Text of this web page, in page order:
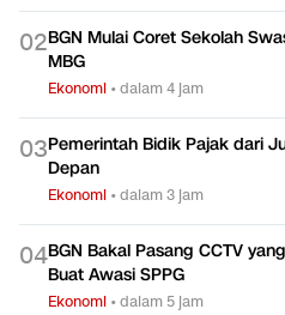
02BGN Mulai Coret Sekolah
MBG
Ekonomi •dalam 4 jam
03Pemerintah Bidik Pajak dari
Depan
Ekonomi •dalam 3 jam
04BGN Bakal Pasang CCTV
Buat Awasi SPPG
Ekonomi •dalam 5 jam